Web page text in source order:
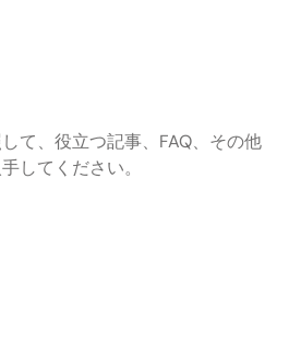
て、役立つ記事、FAQ、その他
してください。